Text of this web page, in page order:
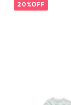
20%OFF